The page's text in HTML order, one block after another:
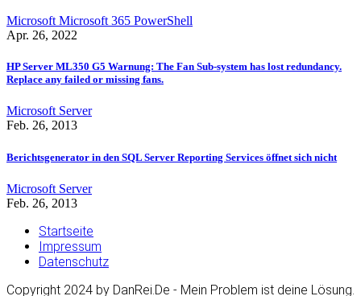
Microsoft Microsoft 365 PowerShell
Apr. 26, 2022
HP Server ML350 G5 Warnung: The Fan Sub-system has lost redundancy.
Replace any failed or missing fans.
Microsoft Server
Feb. 26, 2013
Berichtsgenerator in den SQL Server Reporting Services öffnet sich nicht
Microsoft Server
Feb. 26, 2013
Startseite
Impressum
Datenschutz
Copyright 2024 by DanRei.De - Mein Problem ist deine Lösung.